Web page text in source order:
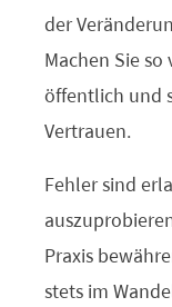
der
Machen Sie
öffentlich und
Vertrauen.
Fehler sind
Praxis
stets im